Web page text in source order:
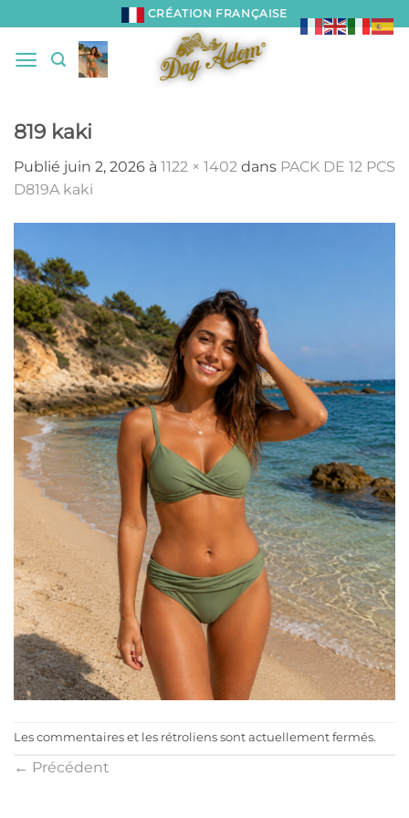
au
contenu
CRÉATION FRANÇAISE
819 kaki
Publié juin 2, 2026 à 1122 × 1402 dans PACK DE 12 PCS
D819A kaki
Les commentaires et les rétroliens sont actuellement fermés.
← Précédent